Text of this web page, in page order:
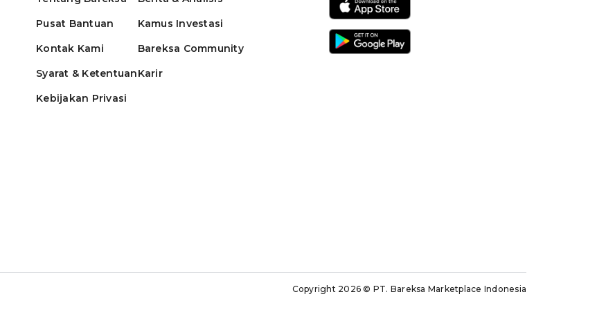
Pusat Bantuan
Kontak Kami
Syarat & Ketentuan
Kebijakan Privasi
Kamus Investasi
Bareksa Community
Karir
Copyright 2026© PT. Bareksa Marketplace Indonesia